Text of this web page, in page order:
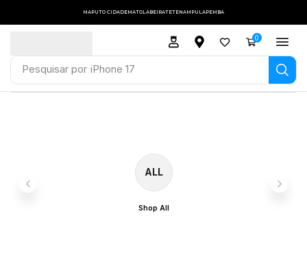
MAPUTO CIDADEMATOLABEIRATETENAMPULAPEMBA
Pesquisar por iPhone 17
0
ALL
Shop All